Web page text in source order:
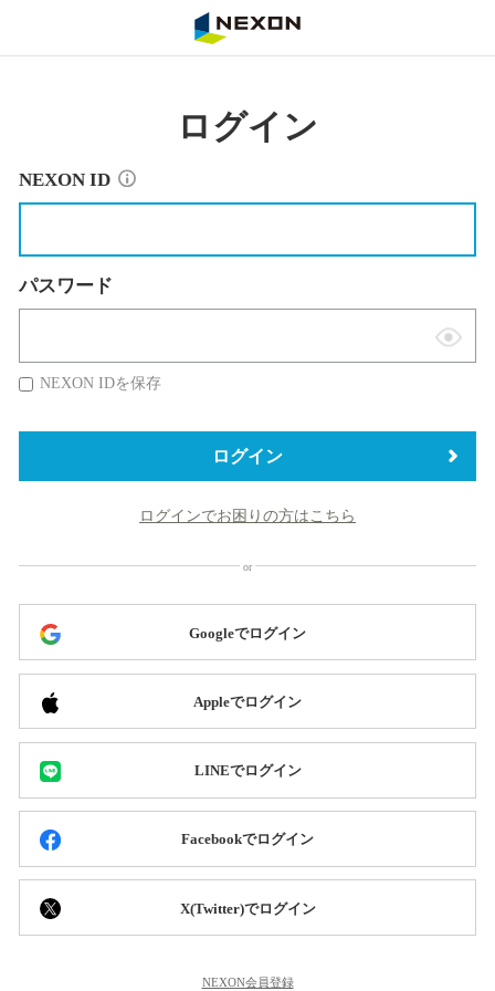
ログイン
NEXON ID
パスワード
表
替
NEXON IDを保存
ログイン
ログインでお困りの方はこちら
Googleでログイン
Appleでログイン
LINEでログイン
Facebookでログイン
X(Twitter)でログイン
NEXON会員登録